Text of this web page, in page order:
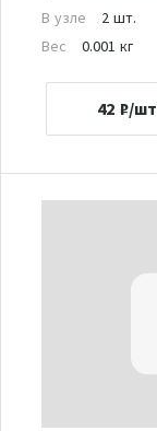
В узле
2 шт.
Вес
0.001 кг
42 ₽/шт